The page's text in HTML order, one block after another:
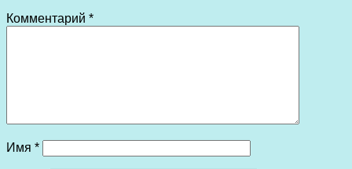
Комментарий *
Имя *